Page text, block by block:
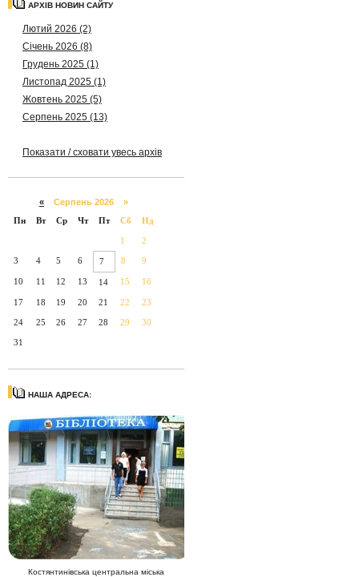
АРХІВ НОВИН САЙТУ
Лютий 2026 (2)
Січень 2026 (8)
Грудень 2025 (1)
Листопад 2025 (1)
Жовтень 2025 (5)
Серпень 2025 (13)
Показати / сховати увесь архів
« Серпень 2026 »
Пн
Вт Ср Чт Пт Сб Нд
1 2
3 4 5 6 7 8 9
10 11 12 13 14 15 16
17 18 19 20 21 22 23
24 25 26 27 28 29 30
31
НАША АДРЕСА:
Костянтинівська центральна міська